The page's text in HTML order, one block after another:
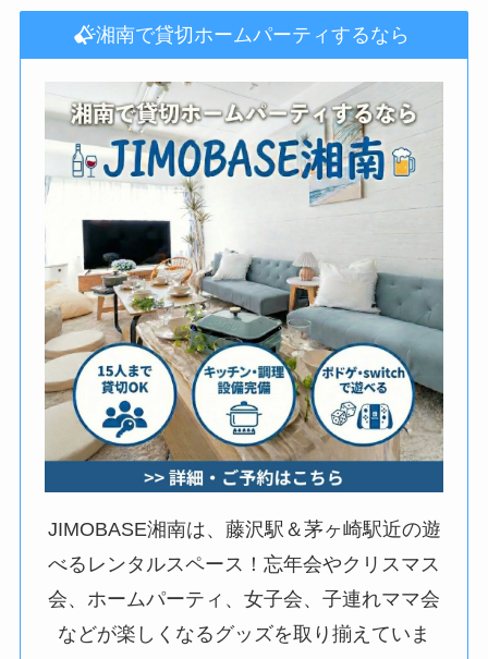
湘南で貸切ホームパーティするなら
JIMOBASE湘南は、藤沢駅＆茅ヶ崎駅近の遊
べるレンタルスペース！忘年会やクリスマス
会、ホームパーティ、女子会、子連れママ会
などが楽しくなるグッズを取り揃えていま